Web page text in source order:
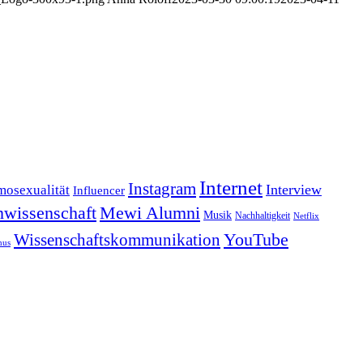
Influencer Instagram Internet Interview
Mewi Alumni Musik Nachhaltigkeit Netflix
Wissenschaftskommunikation YouTube